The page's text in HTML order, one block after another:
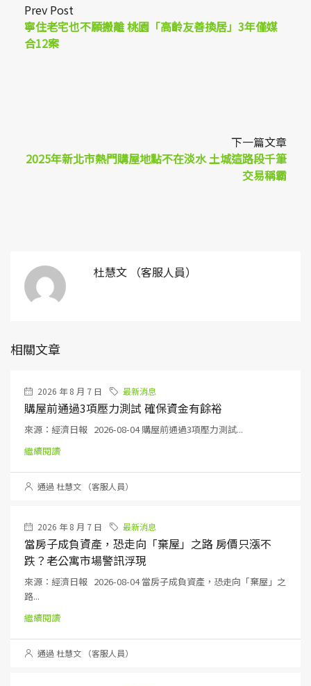
Prev Post
寧住老宅也不願搬離 桃園「高齡友善換居」3年僅媒
合12案
下一篇文章
2025年新北市熱門購屋地點不在淡水 土城這路段千筆
交易稱霸
杜慧文 （客服人員）
相關文章
2026 年 8 月 7 日 最新消息
購屋前通過3項壓力測試 確保資金有餘裕
來源：經濟日報 2026-08-04 購屋前通過3項壓力測試...
繼續閱讀
通過 杜慧文 （客服人員）
2026 年 8 月 7 日 最新消息
當房子成負資產，恐走向「棄屋」之路 房價只漲不
跌？老公寓市場警訊浮現
來源：經濟日報 2026-08-04 當房子成負資產，恐走向「棄屋」之
路...
繼續閱讀
通過 杜慧文 （客服人員）